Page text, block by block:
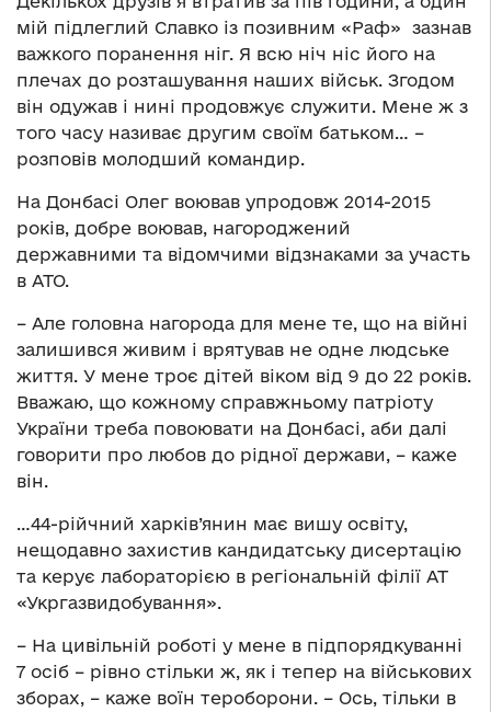
мій підлеглий Славко із позивним «Раф» зазнав
важкого поранення ніг. Я всю ніч ніс його на
плечах до розташування наших військ. Згодом
він одужав і нині продовжує служити. Мене ж з
того часу називає другим своїм батьком… –
розповів молодший командир.
На Донбасі Олег воював упродовж 2014-2015
років, добре воював, нагороджений
державними та відомчими відзнаками за участь
в АТО.
– Але головна нагорода для мене те, що на війні
залишився живим і врятував не одне людське
життя. У мене троє дітей віком від 9 до 22 років.
Вважаю, що кожному справжньому патріоту
України треба повоювати на Донбасі, аби далі
говорити про любов до рідної держави, – каже
він.
…44-рійчний харків’янин має вишу освіту,
нещодавно захистив кандидатську дисертацію
та керує лабораторією в регіональній філії АТ
«Укргазвидобування».
– На цивільній роботі у мене в підпорядкуванні
7 осіб – рівно стільки ж, як і тепер на військових
зборах, – каже воїн тероборони. – Ось, тільки в